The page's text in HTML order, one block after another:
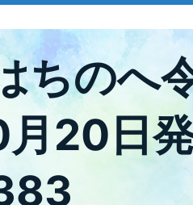
ちのへ
20日